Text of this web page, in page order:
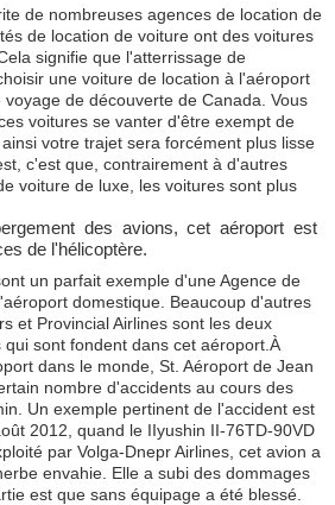
de nombreuses agences de location de
de location de voiture ont des voitures
signifie que l'atterrissage de
une voiture de location à l'aéroport
de découverte de Canada. Vous
voitures se vanter d'être exempt de
votre trajet sera forcément plus lisse
c'est que, contrairement à d'autres
voiture de luxe, les voitures sont plus
des avions, cet aéroport est
de l'hélicoptère.
un parfait exemple d'une Agence de
domestique. Beaucoup d'autres
et Provincial Airlines sont les deux
sont fondent dans cet aéroport.À
dans le monde, St. Aéroport de Jean
nombre d'accidents au cours des
Un exemple pertinent de l'accident est
2012, quand le IIyushin II-76TD-90VD
par Volga-Dnepr Airlines, cet avion a
envahie. Elle a subi des dommages
est que sans équipage a été blessé.